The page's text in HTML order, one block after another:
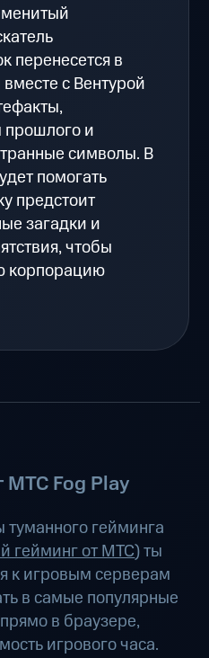
перенесется в
с Вентурой
прошлого и
символы. В
помогать
предстоит
загадки и
чтобы
корпорацию
МТС Fog Play
гейминга
гейминг от МТС) ты
к игровым серверам
в самые популярные
в браузере,
игрового часа.